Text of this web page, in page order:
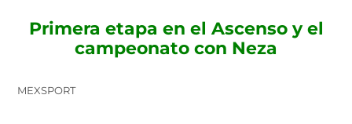
Primera etapa en el Ascenso y el
campeonato con Neza
MEXSPORT